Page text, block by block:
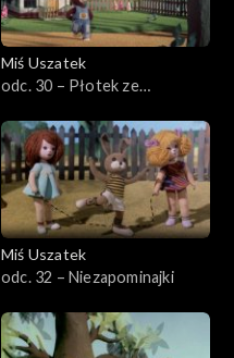
Miś Uszatek
odc. 30 – Płotek ze
Miś Uszatek
odc. 32 – Niezapominajki